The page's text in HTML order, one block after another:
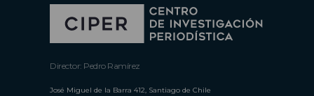
Director: Pedro Ramírez
José Miguel de la Barra 412, Santiago de Chile